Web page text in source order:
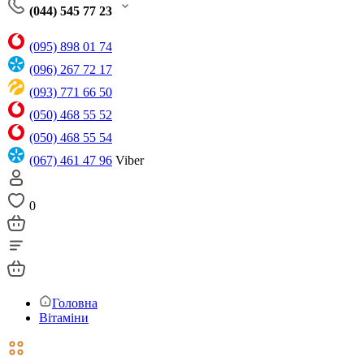
(044) 545 77 23
(095) 898 01 74
(096) 267 72 17
(093) 771 66 50
(050) 468 55 52
(050) 468 55 54
(067) 461 47 96 Viber
0
Головна
Вітаміни